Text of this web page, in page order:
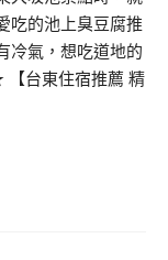
吃的池上臭豆腐推
冷氣，想吃道地的
台東住宿推薦 精